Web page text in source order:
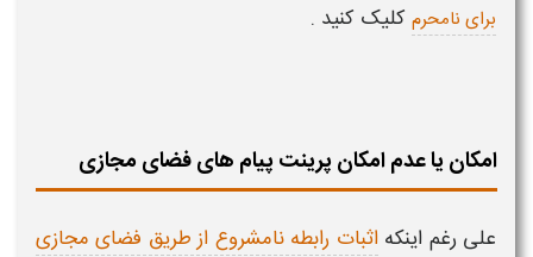
برای نامحرم کلیک کنید .
امکان یا عدم امکان پرینت پیام های فضای مجازی
علی رغم اینکهاثبات رابطه نامشروع از طریق فضای مجازی